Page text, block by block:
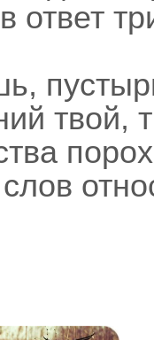
ответ
твой,